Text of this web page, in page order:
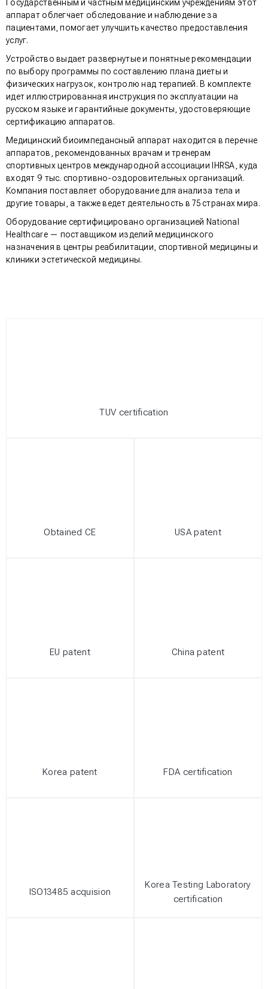
Государственным и частным медицинским учреждениям этот
аппарат облегчает обследование и наблюдение за
пациентами, помогает улучшить качество предоставления
услуг.
Устройство выдает развернутые и понятные рекомендации
по выбору программы по составлению плана диеты и
физических нагрузок, контролю над терапией. В комплекте
идет иллюстрированная инструкция по эксплуатации на
русском языке и гарантийные документы, удостоверяющие
сертификацию аппаратов.
Медицинский биоимпедансный аппарат находится в перечне
аппаратов, рекомендованных врачам и тренерам
спортивных центров международной ассоциации IHRSA, куда
входят 9 тыс. спортивно-оздоровительных организаций.
Компания поставляет оборудование для анализа тела и
другие товары, а также ведет деятельность в 75 странах мира.
Оборудование сертифицировано организацией National
Healthcare — поставщиком изделий медицинского
назначения в центры реабилитации, спортивной медицины и
клиники эстетической медицины.
Obtained CE USA patent
EU patent China patent
Korea patent FDA certification
ISO13485 acquision
TUV certification
Korea Testing Laboratory
certification